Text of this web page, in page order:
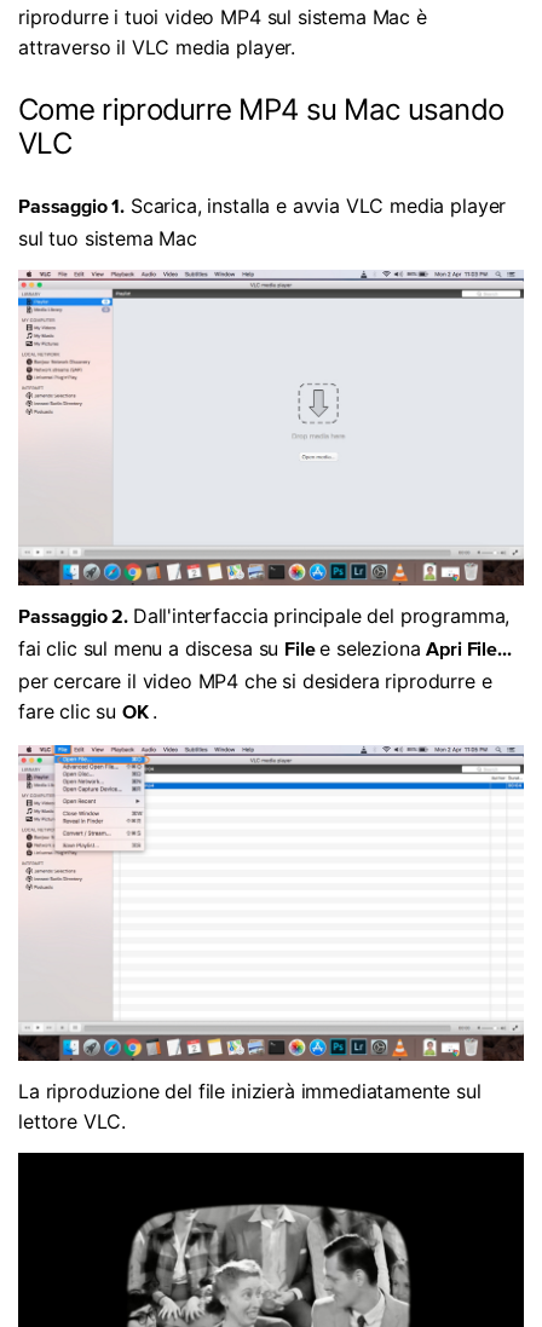
riprodurre i tuoi video MP4 sul sistema Mac è
attraverso il VLC media player.
Come riprodurre MP4 su Mac usando
VLC
Passaggio 1. Scarica, installa e avvia VLC media player
sul tuo sistema Mac
Passaggio 2. Dall'interfaccia principale del programma,
fai clic sul menu a discesa su Filee selezionaApri File...
per cercare il video MP4 che si desidera riprodurre e
fare clic su OK .
La riproduzione del file inizierà immediatamente sul
lettore VLC.